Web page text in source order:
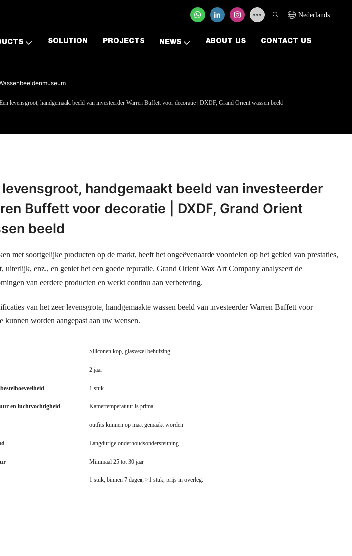
Nederlands
SOLUTION PROJECTS NEWS ABOUT US CONTACT US
Een levensgroot, handgemaakt beeld van investeerder Warren Buffett voor decoratie | DXDF, Grand Orient wassen beeld
levensgroot, handgemaakt beeld van investeerder
Buffett voor decoratie | DXDF, Grand Orient
beeld
met soortgelijke producten op de markt, heeft het ongeëvenaarde voordelen op het gebied van prestaties,
uiterlijk, enz., en geniet het een goede reputatie. Grand Orient Wax Art Company analyseert de
van eerdere producten en werkt continu aan verbetering.
van het zeer levensgrote, handgemaakte wassen beeld van investeerder Warren Buffett voor
kunnen worden aangepast aan uw wensen.
Siliconen kop, glasvezel behuizing
2 jaar
1 stuk
en luchtvochtigheid Kamertemperatuur is prima.
outfits kunnen op maat gemaakt worden
Langdurige onderhoudsondersteuning
Minimaal 25 tot 30 jaar
1 stuk, binnen 7 dagen; >1 stuk, prijs in overleg.